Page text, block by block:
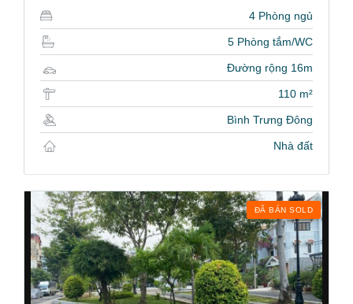
4 Phòng ngủ
5 Phòng tắm/WC
Đường rộng 16m
110 m²
Bình Trưng Đông
Nhà đất
ĐÃ BÁN SOLD